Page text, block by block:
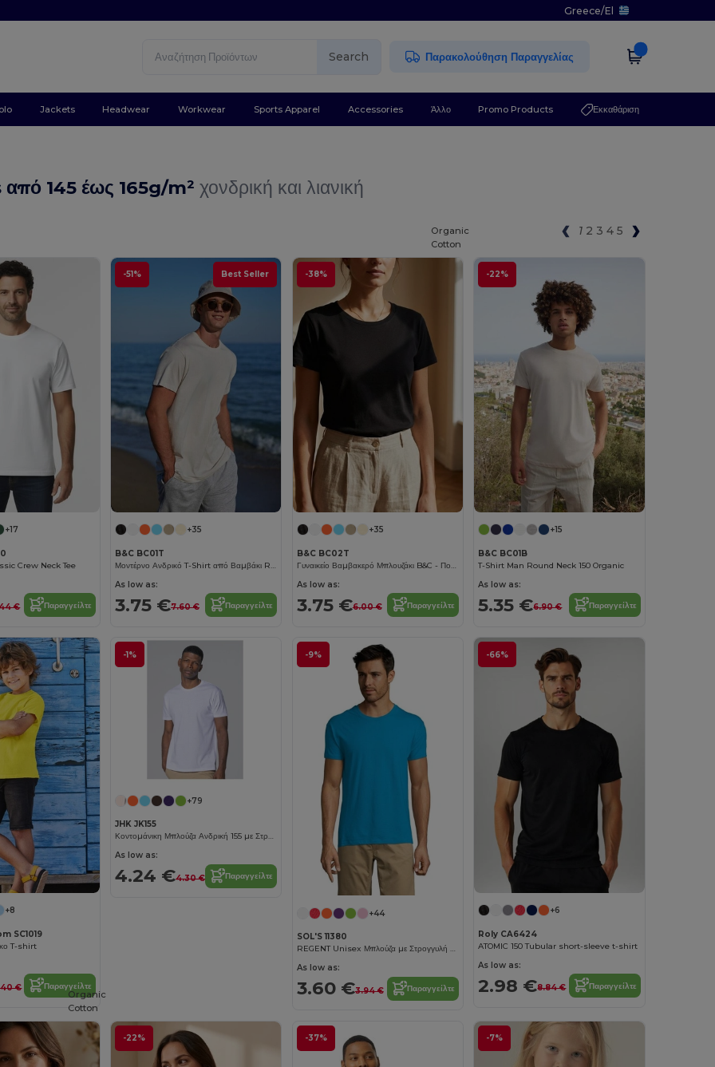
Greece/El
Search Παρακολούθηση Παραγγελίας
Jackets Headwear Workwear Sports Apparel Accessories Άλλο Promo Products Εκκαθάριση
145 έως 165g/m²χονδρική και λιανική
1 2 3 4 5
+17
Crew Neck Tee
€ Παραγγείλτε
-51% Best Seller
+35
B&C BC01T
Μοντέρνο Ανδρικό T-Shirt από Βαμβάκι Ring-Spun
As low as:
3.75 €7.60 € Παραγγείλτε
-38%
+35
B&C BC02T
Γυναικείο Βαμβακερό Μπλουζάκι B&C - Πολυχρηστικό & Ελαφρύ
As low as:
3.75 €6.00 € Παραγγείλτε
-22%
Organic
Cotton
+15
B&C BC01B
T-Shirt Man Round Neck 150 Organic
As low as:
5.35 €6.90 € Παραγγείλτε
+8
SC1019
T-shirt
€ Παραγγείλτε
-1%
+79
JHK JK155
Κοντομάνικη Μπλούζα Ανδρική 155 με Στρογγυλή Λαιμόκοψη
As low as:
4.24 €4.30 € Παραγγείλτε
-9%
+44
SOL'S 11380
REGENT Unisex Μπλούζα με Στρογγυλή Λαιμόκοψη
As low as:
3.60 €3.94 € Παραγγείλτε
-66%
+6
Roly CA6424
ATOMIC 150 Tubular short-sleeve t-shirt
As low as:
2.98 €8.84 € Παραγγείλτε
-22%
Organic
Cotton
-37% -7%